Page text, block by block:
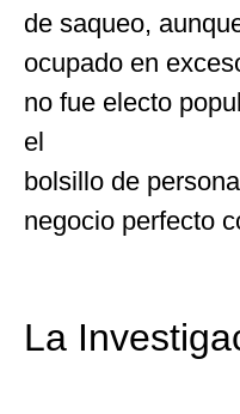
de saqueo,
ocupado en
no fue electo
el
bolsillo de
negocio perfecto
La